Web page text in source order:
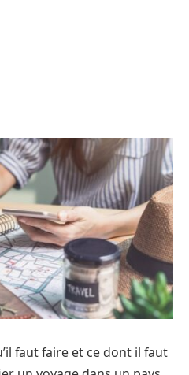
faut faire et ce dont il faut